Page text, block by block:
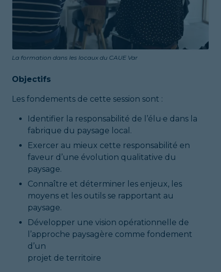
La formation dans les locaux du CAUE Var
Objectifs
Les fondements de cette session sont :
Identifier la responsabilité de l’élu·e dans la
fabrique du paysage local.
Exercer au mieux cette responsabilité en
faveur d’une évolution qualitative du
paysage.
Connaître et déterminer les enjeux, les
moyens et les outils se rapportant au
paysage.
Développer une vision opérationnelle de
l’approche paysagère comme fondement
d’un
projet de territoire